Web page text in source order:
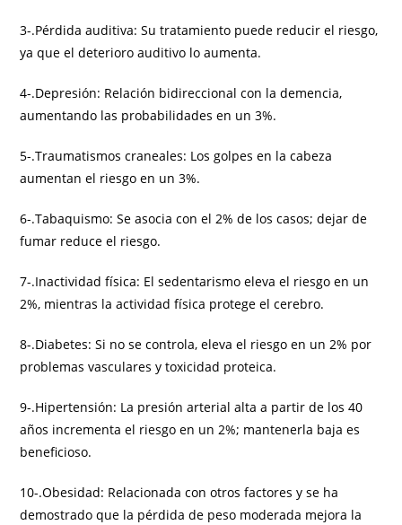
3-.Pérdida auditiva: Su tratamiento puede reducir el riesgo,
ya que el deterioro auditivo lo aumenta.
4-.Depresión: Relación bidireccional con la demencia,
aumentando las probabilidades en un 3%.
5-.Traumatismos craneales: Los golpes en la cabeza
aumentan el riesgo en un 3%.
6-.Tabaquismo: Se asocia con el 2% de los casos; dejar de
fumar reduce el riesgo.
7-.Inactividad física: El sedentarismo eleva el riesgo en un
2%, mientras la actividad física protege el cerebro.
8-.Diabetes: Si no se controla, eleva el riesgo en un 2% por
problemas vasculares y toxicidad proteica.
9-.Hipertensión: La presión arterial alta a partir de los 40
años incrementa el riesgo en un 2%; mantenerla baja es
beneficioso.
10-.Obesidad: Relacionada con otros factores y se ha
demostrado que la pérdida de peso moderada mejora la